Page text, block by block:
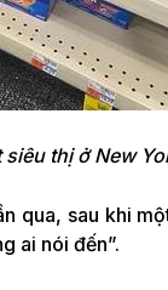
thị ở New
qua, sau khi
ai nói đến”.